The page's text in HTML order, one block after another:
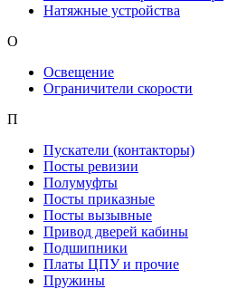
Натяжные устройства
О
Освещение
Ограничители скорости
П
Пускатели (контакторы)
Посты ревизии
Полумуфты
Посты приказные
Посты вызывные
Привод дверей кабины
Подшипники
Платы ЦПУ и прочие
Пружины